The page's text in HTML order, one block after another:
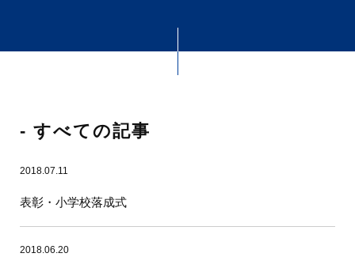
- すべての記事
2018.07.11
表彰・小学校落成式
2018.06.20